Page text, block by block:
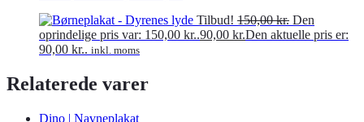
Tilbud! 150,00kr. Den
oprindelige pris var: 150,00 kr..90,00 kr.Den aktuelle pris er:
90,00 kr.. inkl. moms
Relaterede varer
Dino | Navneplakat